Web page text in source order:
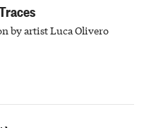
by artist Luca Olivero